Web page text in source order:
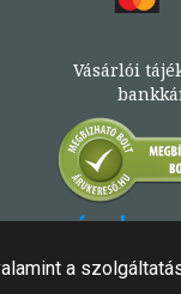
Vásárlói
Könyv az